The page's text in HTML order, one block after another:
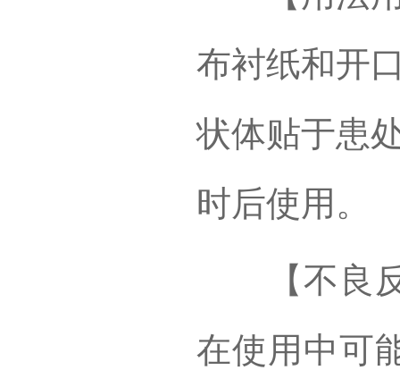
布衬纸和开
状体贴于患
时后使用。
【不良反
在使用中可